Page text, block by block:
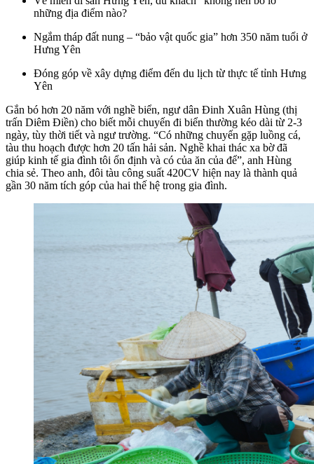
những địa điểm nào?
Ngắm tháp đất nung – “bảo vật quốc gia” hơn 350 năm tuổi ở
Hưng Yên
Đóng góp về xây dựng điểm đến du lịch từ thực tế tỉnh Hưng
Yên
Gắn bó hơn 20 năm với nghề biển, ngư dân Đinh Xuân Hùng (thị
trấn Diêm Điền) cho biết mỗi chuyến đi biển thường kéo dài từ 2-3
ngày, tùy thời tiết và ngư trường. “Có những chuyến gặp luồng cá,
tàu thu hoạch được hơn 20 tấn hải sản. Nghề khai thác xa bờ đã
giúp kinh tế gia đình tôi ổn định và có của ăn của để”, anh Hùng
chia sẻ. Theo anh, đôi tàu công suất 420CV hiện nay là thành quả
gần 30 năm tích góp của hai thế hệ trong gia đình.